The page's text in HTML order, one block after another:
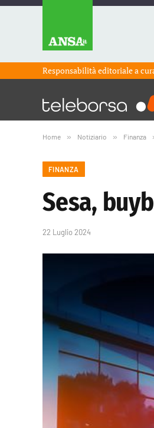
Responsabilità editoriale a
Home » Notiziario » Finanza
FINANZA
Sesa,
22 Luglio 2024